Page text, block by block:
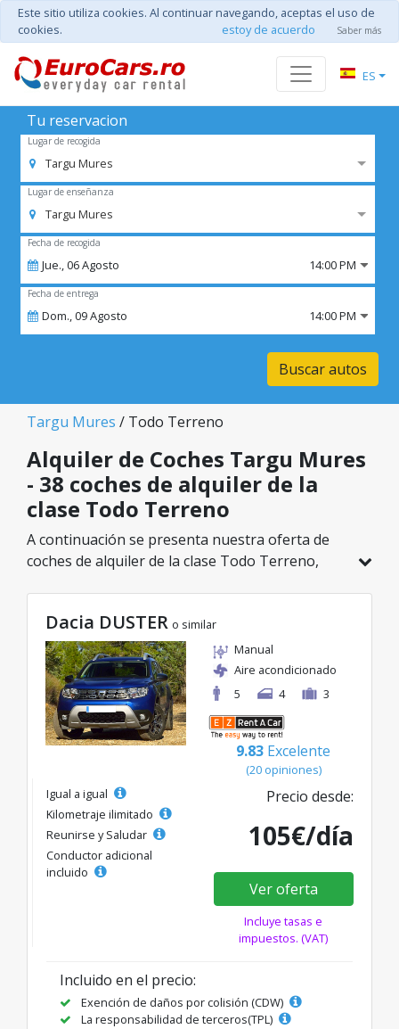
Este sitio utiliza cookies. Al continuar navegando, aceptas el uso de
cookies.
estoy de acuerdo Saber más
ES
Tu reservacion
Lugar de recogida
Targu Mures
Lugar de enseñanza
Targu Mures
Fecha de recogida
Jue.,06Agosto 14:00 PM
Fecha de entrega
Dom.,09Agosto 14:00 PM
Buscar autos
Targu Mures / Todo Terreno
Alquiler de Coches Targu Mures
- 38 coches de alquiler de la
clase Todo Terreno
A continuación se presenta nuestra oferta de
coches de alquiler de la clase Todo Terreno,
modelo ideal de la categoría seleccionada, con
tarifas excelentes desde solo 20€/día.
Dacia DUSTER o similar
Manual
Aire acondicionado
5
4 3
9.83 Excelente
(20 opiniones)
Igual a igual
Kilometraje ilimitado
Reunirse y Saludar
Conductor adicional
incluido
Precio desde:
105€/día
Ver oferta
Incluye tasas e
impuestos. (VAT)
Incluido en el precio:
Exención de daños por colisión (CDW)
La responsabilidad de terceros(TPL)